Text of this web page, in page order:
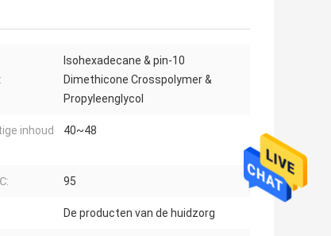
Isohexadecane & pin-10
Dimethicone Crosspolymer &
Propyleenglycol
inhoud
40~48
95
De producten van de huidzorg